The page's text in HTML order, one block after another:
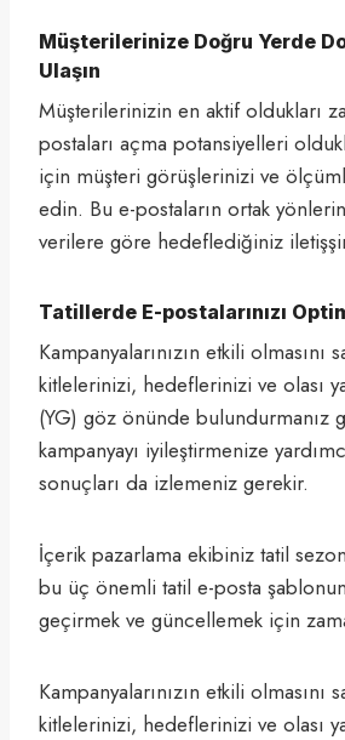
Müşterilerinize Doğru Yerde
Ulaşın
Müşterilerinizin en aktif oldukları
postaları açma potansiyelleri
için müşteri görüşlerinizi ve
edin. Bu e-postaların ortak
verilere göre hedeflediğiniz
Tatillerde E-postalarınızı
Kampanyalarınızın etkili olmasını
kitlelerinizi, hedeflerinizi ve olası
(YG) göz önünde bulundurmanız
kampanyayı iyileştirmenize
sonuçları da izlemeniz gerekir.
İçerik pazarlama ekibiniz tatil
bu üç önemli tatil e-posta
geçirmek ve güncellemek için
Kampanyalarınızın etkili olmasını
kitlelerinizi, hedeflerinizi ve olası